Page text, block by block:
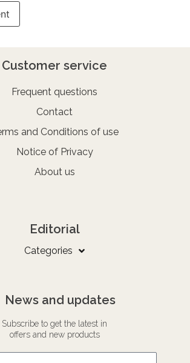
Customer service
Frequent questions
Contact
and Conditions of use
Notice of Privacy
About us
Editorial
Categories
News and updates
Subscribe to get the latest in
offers and new products